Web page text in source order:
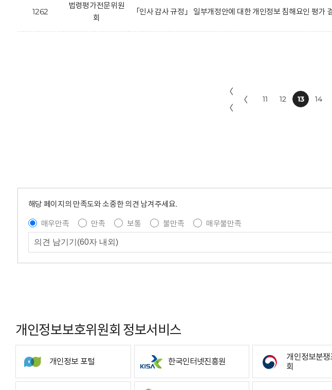
1262
법령평가전문위원
회
「인사 감사 규정」 일부개정안에 대한 개인정보 침해요인 평가
〈
〈
〈 11 12 13 14
해당 페이지의 만족도와 소중한 의견 남겨주세요.
매우만족
만족 보통 불만족
매우불만족
개인정보보호위원회 정보서비스
개인정보 포털 한국인터넷진흥원
개인정보분쟁
회